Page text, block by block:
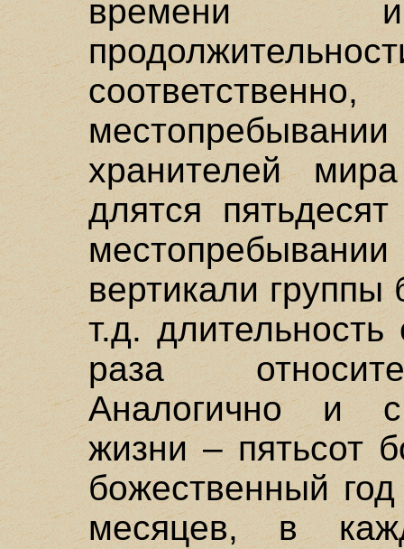
времени и
хранителей
длятся
вертикали группы
т.д. длительность
раза
Аналогично и с
жизни – пятьсот
божественный
месяцев, в